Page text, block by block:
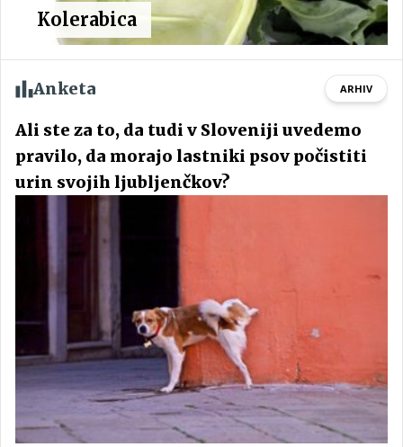
Kolerabica
Anketa ARHIV
Ali ste za to, da tudi v Sloveniji uvedemo
pravilo, da morajo lastniki psov počistiti
urin svojih ljubljenčkov?